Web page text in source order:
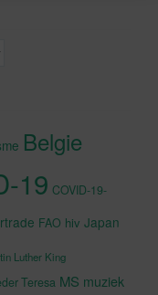
Belgie
19 COVID-19-
FAO hiv Japan
Luther King
Teresa MS muziek